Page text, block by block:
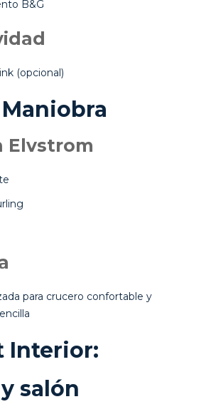
B&G
(opcional)
Elvstrom
para crucero confortable y
Interior:
salón